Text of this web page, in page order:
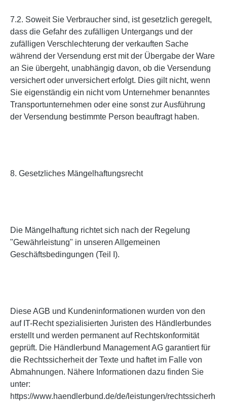
7.2. Soweit Sie Verbraucher sind, ist gesetzlich geregelt,
dass die Gefahr des zufälligen Untergangs und der
zufälligen Verschlechterung der verkauften Sache
während der Versendung erst mit der Übergabe der Ware
an Sie übergeht, unabhängig davon, ob die Versendung
versichert oder unversichert erfolgt. Dies gilt nicht, wenn
Sie eigenständig ein nicht vom Unternehmer benanntes
Transportunternehmen oder eine sonst zur Ausführung
der Versendung bestimmte Person beauftragt haben.
8. Gesetzliches Mängelhaftungsrecht
Die Mängelhaftung richtet sich nach der Regelung
"Gewährleistung" in unseren Allgemeinen
Geschäftsbedingungen (Teil I).
Diese AGB und Kundeninformationen wurden von den
auf IT-Recht spezialisierten Juristen des Händlerbundes
erstellt und werden permanent auf Rechtskonformität
geprüft. Die Händlerbund Management AG garantiert für
die Rechtssicherheit der Texte und haftet im Falle von
Abmahnungen. Nähere Informationen dazu finden Sie
unter:
https://www.haendlerbund.de/de/leistungen/rechtssicherh